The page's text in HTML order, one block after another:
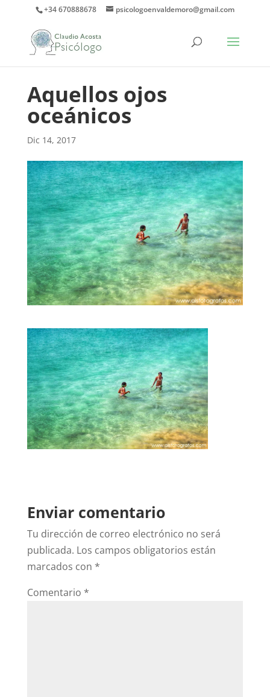
+34 670888678 psicologoenvaldemoro@gmail.com
Aquellos ojos
oceánicos
Dic 14, 2017
Enviar comentario
Tu dirección de correo electrónico no será
publicada. Los campos obligatorios están
marcados con *
Comentario *